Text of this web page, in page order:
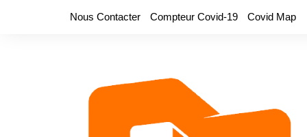
Nous Contacter Compteur Covid-19 Covid Map